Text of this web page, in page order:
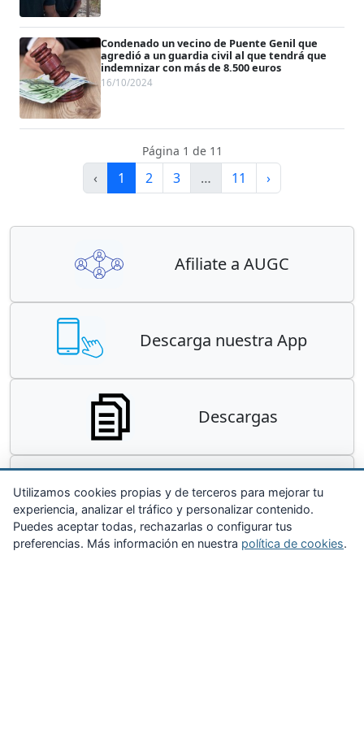
Condenado un vecino de Puente Genil que
agredió a un guardia civil al que tendrá que
indemnizar con más de 8.500 euros
16/10/2024
Página 1 de 11
‹ 1 2 3 … 11 ›
Afiliate a AUGC
Descarga nuestra App
Descargas
Contacta
Utilizamos cookies propias y de terceros para mejorar tu
experiencia, analizar el tráfico y personalizar contenido.
Puedes aceptar todas, rechazarlas o configurar tus
preferencias. Más información en nuestra política de cookies.